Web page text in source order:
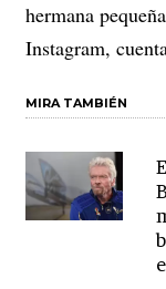
hermana
Instagram,
MIRA TAMBIÉN